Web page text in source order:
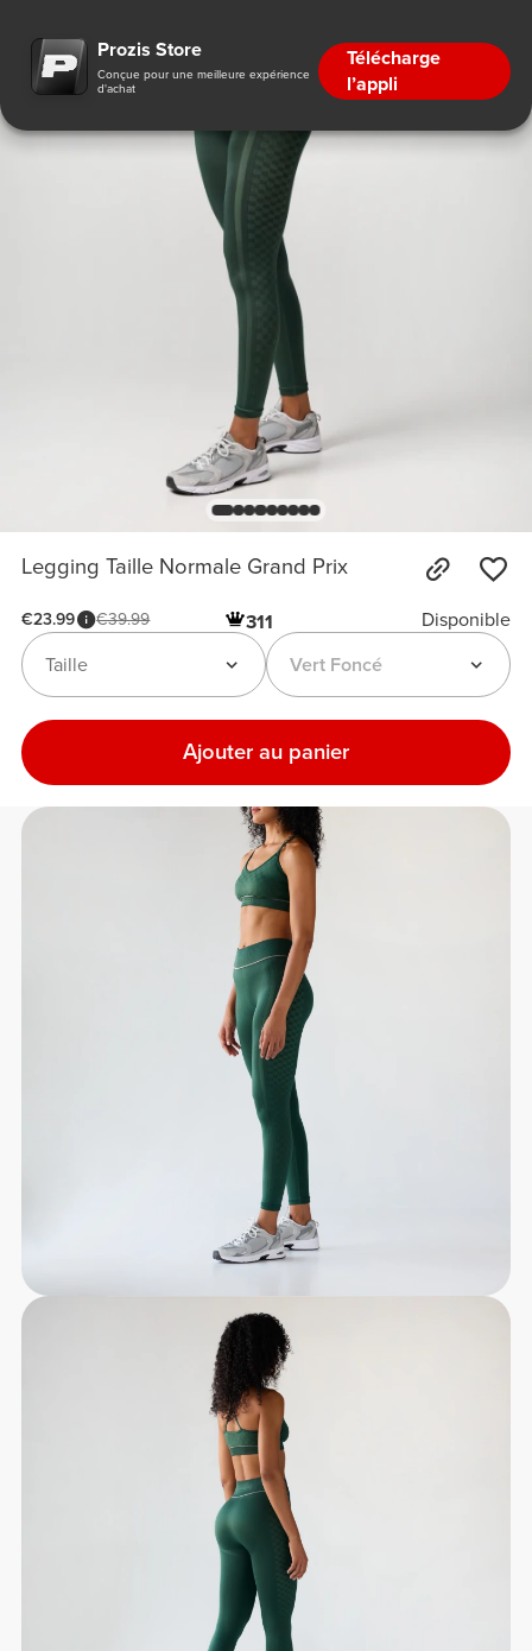
Prozis Store
Conçue pour une meilleure expérience
d'achat
Télécharge
l’appli
Legging Taille Normale Grand Prix
€23.99 €39.99 311
Disponible
Vert Foncé
Taille
Ajouter au panier